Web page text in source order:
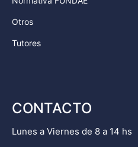
Otros
Tutores
CONTACTO
Lunes a Viernes de 8 a 14 hs